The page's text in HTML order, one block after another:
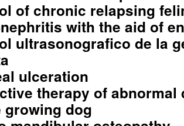
of chronic relapsing
with the aid of
ultrasonografico de la
ulceration
therapy of abnormal
growing dog